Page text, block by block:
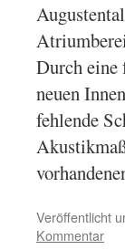
Durch eine
neuen
fehlende
Veröffentlicht
Kommentar